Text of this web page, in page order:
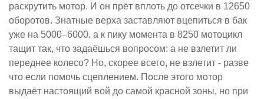
раскрутить мотор. И он прёт вплоть до отсечки в 12650
оборотов. Знатные верха заставляют вцепиться в бак
уже на 5000–6000, а к пику момента в 8250 мотоцикл
тащит так, что задаёшься вопросом: а не взлетит ли
переднее колесо? Но, скорее всего, не взлетит - разве
что если помочь сцеплением. После этого мотор
выдаёт настоящий вой до самой красной зоны, но при